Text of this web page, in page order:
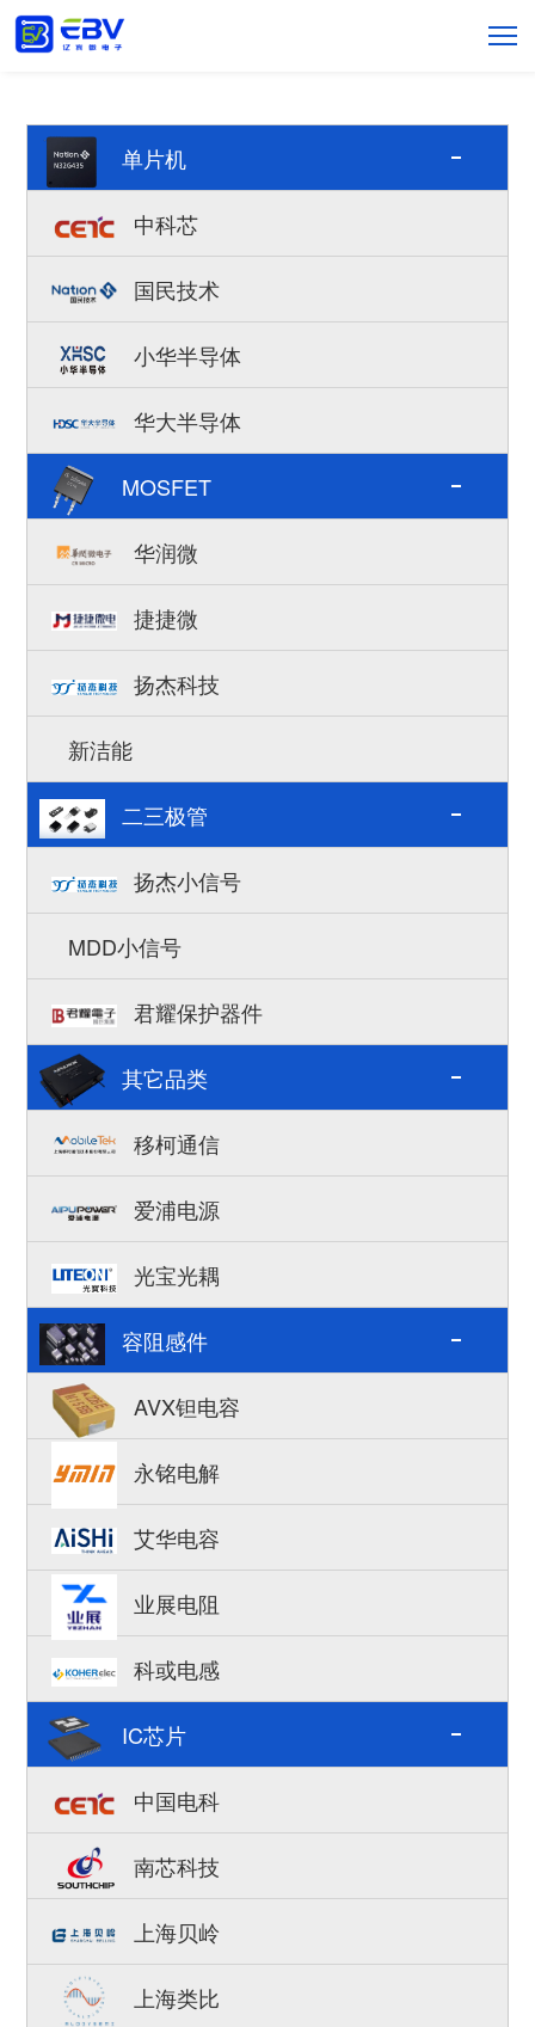
单片机
中科芯
国民技术
小华半导体
华大半导体
MOSFET
华润微
捷捷微
扬杰科技
新洁能
二三极管
扬杰小信号
MDD小信号
君耀保护器件
其它品类
移柯通信
爱浦电源
光宝光耦
容阻感件
AVX钽电容
永铭电解
艾华电容
业展电阻
科或电感
IC芯片
中国电科
南芯科技
上海贝岭
上海类比